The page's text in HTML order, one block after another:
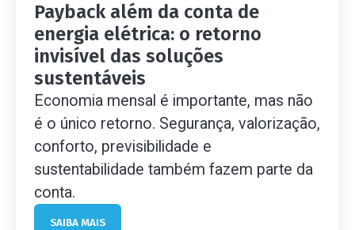
Payback além da conta de
energia elétrica: o retorno
invisível das soluções
sustentáveis
Economia mensal é importante, mas não
é o único retorno. Segurança, valorização,
conforto, previsibilidade e
sustentabilidade também fazem parte da
conta.
SAIBA MAIS